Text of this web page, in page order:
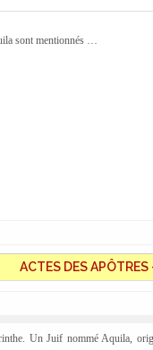
sont mentionnés …
ACTES DES
Un Juif nommé Aquila,